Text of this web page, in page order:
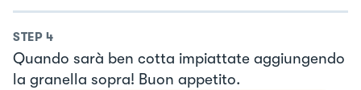
STEP 4
Quando sarà ben cotta impiattate aggiungendo
la granella sopra! Buon appetito.